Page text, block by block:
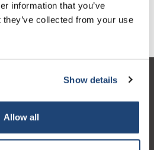
information that you’ve
collected from your use
Show details
Allow all